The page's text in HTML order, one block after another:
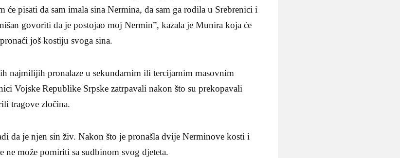
će pisati da sam imala sina Nermina, da sam ga rodila u Srebrenici i
govoriti da je postojao moj Nermin”, kazala je Munira koja će
još kostiju svoga sina.
najmilijih pronalaze u sekundarnim ili tercijarnim masovnim
Vojske Republike Srpske zatrpavali nakon što su prekopavali
tragove zločina.
da je njen sin živ. Nakon što je pronašla dvije Nerminove kosti i
ne može pomiriti sa sudbinom svog djeteta.